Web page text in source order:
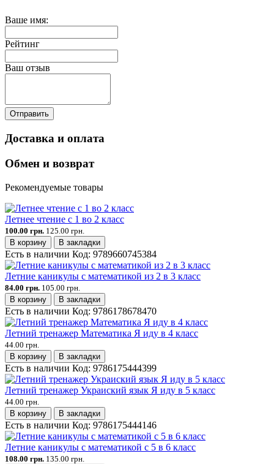
Ваше имя:
Рейтинг
Ваш отзыв
Отправить
Доставка и оплата
Обмен и возврат
Рекомендуемые товары
Летнее чтение с 1 во 2 класс
100.00 грн. 125.00 грн.
В корзину
В закладки
Есть в наличии Код: 9789660745384
Летние каникулы с математикой из 2 в 3 класс
84.00 грн. 105.00 грн.
В корзину
В закладки
Есть в наличии Код: 9786178678470
Летний тренажер Математика Я иду в 4 класс
44.00 грн.
В корзину
В закладки
Есть в наличии Код: 9786175444399
Летний тренажер Украиский язык Я иду в 5 класс
44.00 грн.
В корзину
В закладки
Есть в наличии Код: 9786175444146
Летние каникулы с математикой с 5 в 6 класс
108.00 грн. 135.00 грн.